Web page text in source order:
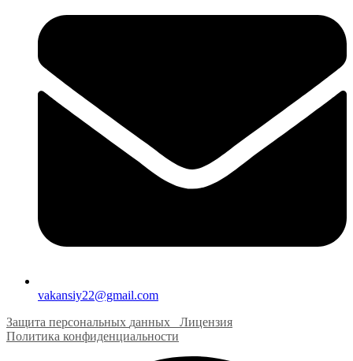
vakansiy22@gmail.com
Защита персональных данных
Лицензия
Политика конфиденциальности